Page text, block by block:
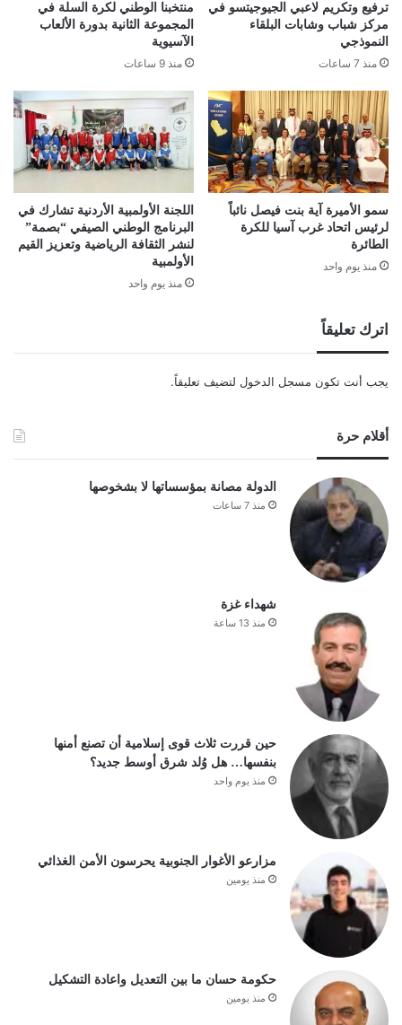
ترفيع وتكريم لاعبي الجيوجيتسو في
مركز شباب وشابات البلقاء
النموذجي
منذ 7 ساعات
منتخبنا الوطني لكرة السلة في
المجموعة الثانية بدورة الألعاب
الآسيوية
منذ 9 ساعات
سمو الأميرة آية بنت فيصل نائباً
لرئيس اتحاد غرب آسيا للكرة
الطائرة
منذ يوم واحد
اللجنة الأولمبية الأردنية تشارك في
البرنامج الوطني الصيفي “بصمة”
لنشر الثقافة الرياضية وتعزيز القيم
الأولمبية
منذ يوم واحد
اترك تعليقاً
يجب أنت تكون مسجل الدخول لتضيف تعليقاً.
أقلام حرة
الدولة مصانة بمؤسساتها لا بشخوصها
منذ 7 ساعات
شهداء غزة
منذ 13 ساعة
حين قررت ثلاث قوى إسلامية أن تصنع أمنها
بنفسها… هل وُلد شرق أوسط جديد؟
منذ يوم واحد
مزارعو الأغوار الجنوبية يحرسون الأمن الغذائي
منذ يومين
حكومة حسان ما بين التعديل واعادة التشكيل
منذ يومين